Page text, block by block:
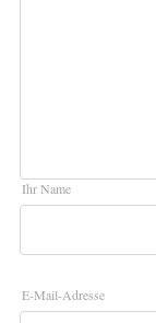
Ihr Name
E-Mail-Adresse